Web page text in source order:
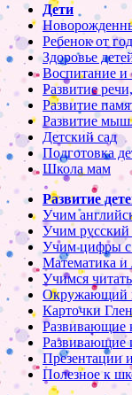
Дети
Ребенок от
Здоровье
Воспитание и
Развитие
Развитие
Развитие
Детский сад
Подготовка
Школа мам
Развитие
Учим
Учим русский
Учим цифры с
Математика и
Учимся
Окружающий
Карточки
Развивающие
Развивающие
Презентации
Полезное к